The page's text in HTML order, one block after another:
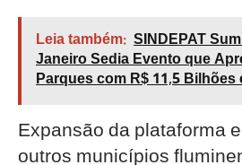
Leia também: SINDEPAT
Janeiro Sedia Evento que
Parques com R$ 11,5
Expansão da plataforma
outros municípios